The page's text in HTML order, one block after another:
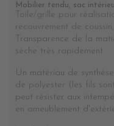
Mobilier tendu, sac
Toile/grille pour
recouvrement de
Transparence de la
sèche très rapidement
Un matériau de
de polyester (les fils
peut résister aux
en ameublement